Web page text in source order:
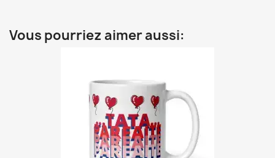
Vous pourriez aimer aussi: